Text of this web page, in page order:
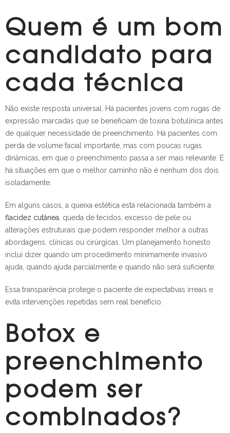
Quem é um bom
candidato para
cada técnica
Não existe resposta universal. Há pacientes jovens com rugas de
expressão marcadas que se beneficiam de toxina botulínica antes
de qualquer necessidade de preenchimento. Há pacientes com
perda de volume facial importante, mas com poucas rugas
dinâmicas, em que o preenchimento passa a ser mais relevante. E
há situações em que o melhor caminho não é nenhum dos dois
isoladamente.
Em alguns casos, a queixa estética está relacionada também a
flacidez cutânea , queda de tecidos, excesso de pele ou
alterações estruturais que podem responder melhor a outras
abordagens, clínicas ou cirúrgicas. Um planejamento honesto
inclui dizer quando um procedimento minimamente invasivo
ajuda, quando ajuda parcialmente e quando não será suficiente.
Essa transparência protege o paciente de expectativas irreais e
evita intervenções repetidas sem real benefício.
Botox e
preenchimento
podem ser
combinados?